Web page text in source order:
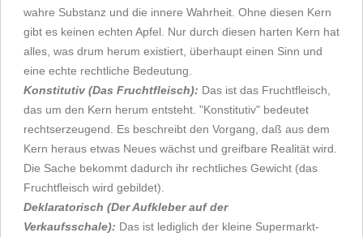
wahre Substanz und die innere Wahrheit. Ohne diesen Kern
gibt es keinen echten Apfel. Nur durch diesen harten Kern hat
alles, was drum herum existiert, überhaupt einen Sinn und
eine echte rechtliche Bedeutung.
Konstitutiv (Das Fruchtfleisch): Das ist das Fruchtfleisch,
das um den Kern herum entsteht. "Konstitutiv" bedeutet
rechtserzeugend. Es beschreibt den Vorgang, daß aus dem
Kern heraus etwas Neues wächst und greifbare Realität wird.
Die Sache bekommt dadurch ihr rechtliches Gewicht (das
Fruchtfleisch wird gebildet).
Deklaratorisch (Der Aufkleber auf der
Verkaufsschale): Das ist lediglich der kleine Supermarkt-